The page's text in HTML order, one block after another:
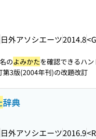
日外アソシエーツ2014.8
のよみかたを確認できるハ
第3版(2004年刊)の改題改訂
辞典
日外アソシエーツ2016.9